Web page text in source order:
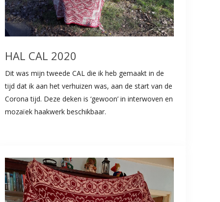
HAL CAL 2020
Dit was mijn tweede CAL die ik heb gemaakt in de
tijd dat ik aan het verhuizen was, aan de start van de
Corona tijd. Deze deken is ‘gewoon’ in interwoven en
mozaïek haakwerk beschikbaar.